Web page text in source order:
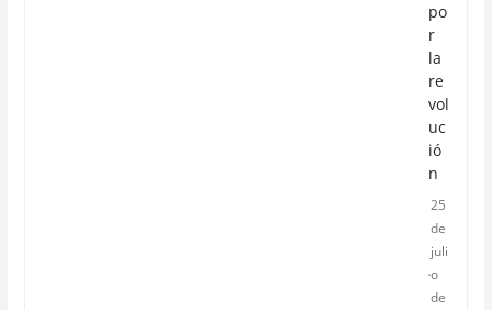
po
r
la
re
vol
uc
ió
n
25
de
juli
o
de